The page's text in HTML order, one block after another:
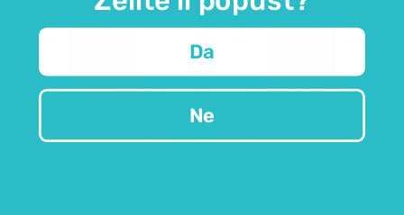
VITAMIN C – Gumeni
Vitamin D3 - Gumeni
Da
Ne